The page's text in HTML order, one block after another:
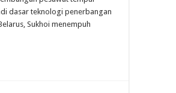
dasar teknologi penerbangan
Sukhoi menempuh